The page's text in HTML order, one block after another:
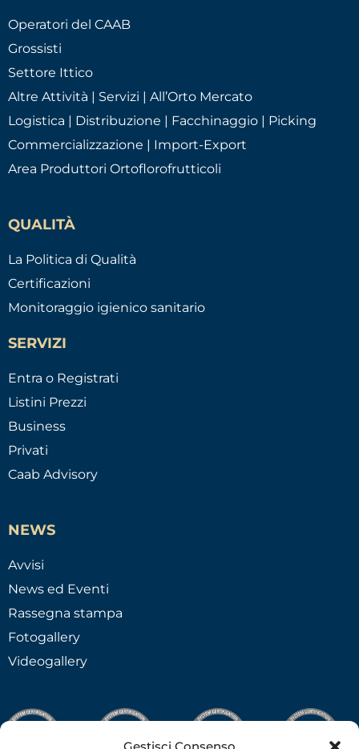
Operatori del CAAB
Grossisti
Settore Ittico
Altre Attività | Servizi | All’Orto Mercato
Logistica | Distribuzione | Facchinaggio | Picking
Commercializzazione | Import-Export
Area Produttori Ortoflorofrutticoli
QUALITÀ
La Politica di Qualità
Certificazioni
Monitoraggio igienico sanitario
SERVIZI
Entra o Registrati
Listini Prezzi
Business
Privati
Caab Advisory
NEWS
Avvisi
News ed Eventi
Rassegna stampa
Fotogallery
Videogallery